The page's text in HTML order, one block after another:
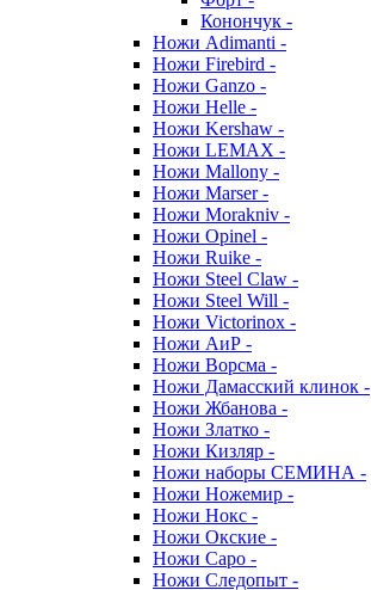
Конончук -
Ножи Adimanti -
Ножи Firebird -
Ножи Ganzo -
Ножи Helle -
Ножи Kershaw -
Ножи LEMAX -
Ножи Mallony -
Ножи Marser -
Ножи Morakniv -
Ножи Opinel -
Ножи Ruike -
Ножи Steel Claw -
Ножи Steel Will -
Ножи Victorinox -
Ножи АиР -
Ножи Ворсма -
Ножи Дамасский клинок -
Ножи Жбанова -
Ножи Златко -
Ножи Кизляр -
Ножи наборы СЕМИНА -
Ножи Ножемир -
Ножи Нокс -
Ножи Окские -
Ножи Саро -
Ножи Следопыт -